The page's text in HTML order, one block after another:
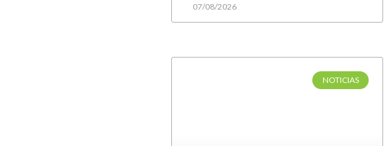
07/08/2026
NOTICIAS